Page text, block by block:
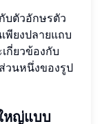
บตัวอักษรตัว
พียงปลายแถบ
กี่ยวข้องกับ
วนหนึ่งของรูป
หญ่แบบ